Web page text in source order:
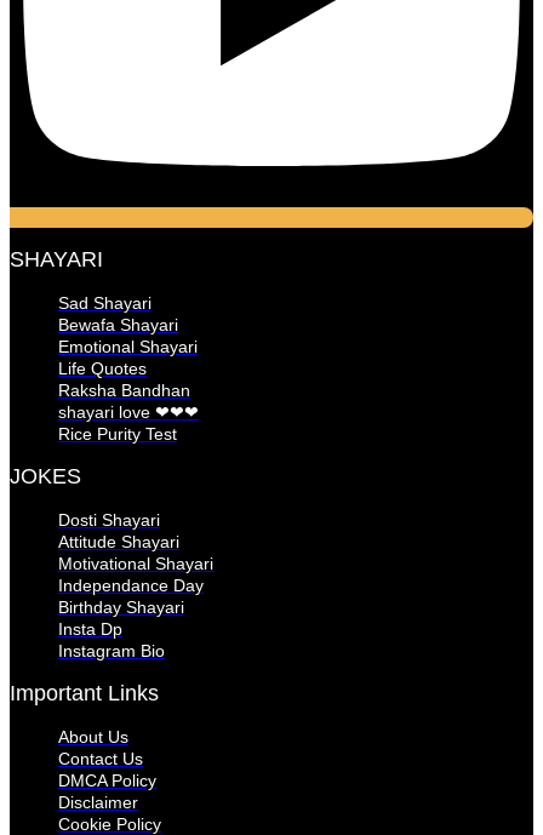
SHAYARI
Sad Shayari
Bewafa Shayari
Emotional Shayari
Life Quotes
Raksha Bandhan
shayari love ❤❤❤
Rice Purity Test
JOKES
Dosti Shayari
Attitude Shayari
Motivational Shayari
Independance Day
Birthday Shayari
Insta Dp
Instagram Bio
Important Links
About Us
Contact Us
DMCA Policy
Disclaimer
Cookie Policy